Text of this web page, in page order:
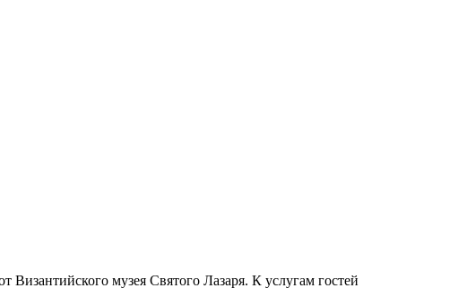
музея Святого Лазаря. К услугам гостей